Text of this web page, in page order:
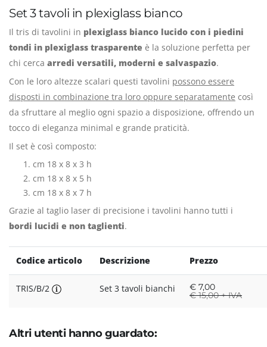
Set 3 tavoli in plexiglass bianco
Il tris di tavolini in plexiglass bianco lucido con i piedini
tondi in plexiglass trasparente è la soluzione perfetta per
chi cerca arredi versatili, moderni e salvaspazio.
Con le loro altezze scalari questi tavolini possono essere
disposti in combinazione tra loro oppure separatamente così
da sfruttare al meglio ogni spazio a disposizione, offrendo un
tocco di eleganza minimal e grande praticità.
Il set è così composto:
cm 18 x 8 x 3 h
cm 18 x 8 x 5 h
cm 18 x 8 x 7 h
Grazie al taglio laser di precisione i tavolini hanno tutti i
bordi lucidi e non taglienti.
Codice articolo Descrizione Prezzo
TRIS/B/2 Set 3 tavoli bianchi € 7,00
€15,00 + IVA
Altri utenti hanno guardato: